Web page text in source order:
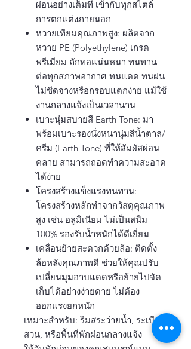
ผ่อนอย่างเต็มที่ เข้ากับทุกสไตล์
การตกแต่งภายนอก
หวายเทียมคุณภาพสูง: ผลิตจาก
หวาย PE (Polyethylene) เกรด
พรีเมียม ถักทอแน่นหนา ทนทาน
ต่อทุกสภาพอากาศ ทนแดด ทนฝน
ไม่ซีดจางหรือกรอบแตกง่าย แม้ใช้
งานกลางแจ้งเป็นเวลานาน
เบาะนุ่มสบายสี Earth Tone: มา
พร้อมเบาะรองนั่งหนานุ่มสีน้ำตาล/
ครีม (Earth Tone) ที่ให้สัมผัสผ่อน
คลาย สามารถถอดทำความสะอาด
ได้ง่าย
โครงสร้างแข็งแรงทนทาน:
โครงสร้างหลักทำจากวัสดุคุณภาพ
สูง เช่น อลูมิเนียม ไม่เป็นสนิม
100% รองรับน้ำหนักได้ดีเยี่ยม
เคลื่อนย้ายสะดวกด้วยล้อ: ติดตั้ง
ล้อหลังคุณภาพดี ช่วยให้คุณปรับ
เปลี่ยนมุมอาบแดดหรือย้ายไปจัด
เก็บได้อย่างง่ายดาย ไม่ต้อง
ออกแรงยกหนัก
เหมาะสำหรับ: ริมสระว่ายน้ำ, ระเบียง,
สวน, หรือพื้นที่พักผ่อนกลางแจ้ง